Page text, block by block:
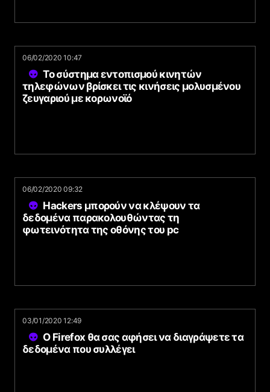
06/02/2020 10:47
Το σύστημα εντοπισμού κινητών
τηλεφώνων βρίσκει τις κινήσεις μολυσμένου
ζευγαριού με κορωνοϊό
06/02/2020 09:32
Hackers μπορούν να κλέψουν τα
δεδομένα παρακολουθώντας τη
φωτεινότητα της οθόνης του pc
03/01/2020 12:49
Ο Firefox θα σας αφήσει να διαγράψετε τα
δεδομένα που συλλέγει